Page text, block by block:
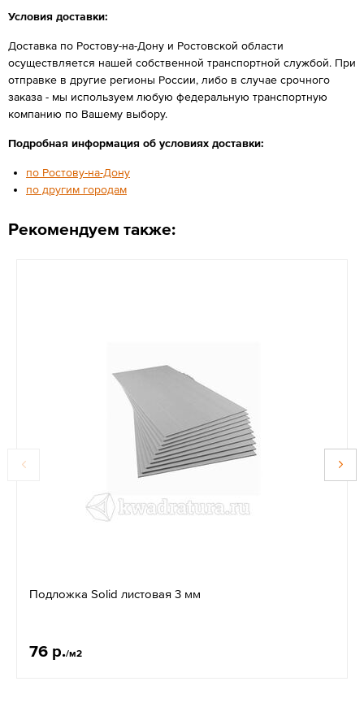
Условия доставки:
Доставка по Ростову-на-Дону и Ростовской области
осуществляется нашей собственной транспортной службой. При
отправке в другие регионы России, либо в случае срочного
заказа - мы используем любую федеральную транспортную
компанию по Вашему выбору.
Подробная информация об условиях доставки:
по Ростову-на-Дону
по другим городам
Рекомендуем также:
Подложка Solid листовая 3 мм
76 р./м2